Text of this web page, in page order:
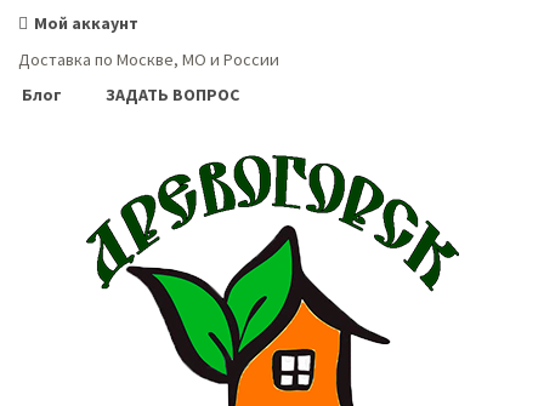
Мой аккаунт
Доставка по Москве, МО и России
Блог
ЗАДАТЬ ВОПРОС